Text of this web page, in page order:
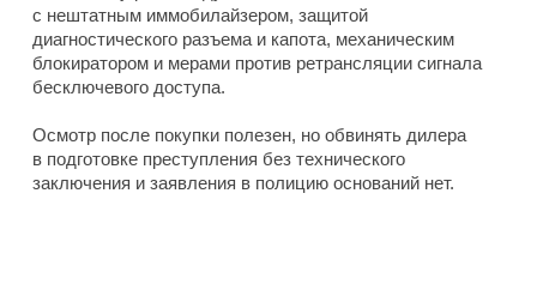
с нештатным иммобилайзером, защитой
диагностического разъема и капота, механическим
блокиратором и мерами против ретрансляции сигнала
бесключевого доступа.
Осмотр после покупки полезен, но обвинять дилера
в подготовке преступления без технического
заключения и заявления в полицию оснований нет.